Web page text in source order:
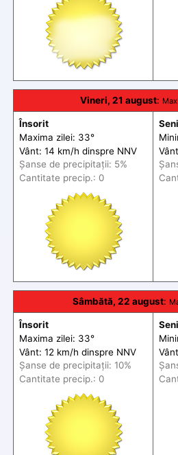
Vineri, 21 august: Max
Însorit
Maxima zilei: 33°
Vânt: 14 km/h dinspre NNV
Șanse de precipitații: 5%
Cantitate precip.: 0
Sâmbătă, 22 august:
Însorit
Maxima zilei: 33°
Vânt: 12 km/h dinspre NNV
Șanse de precipitații: 10%
Cantitate precip.: 0